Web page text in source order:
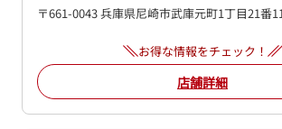
〒661-0043 兵庫県尼崎市武庫元町1丁目21番
お得な情報をチェック！
店舗詳細